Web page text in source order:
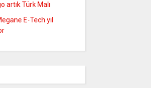
artık Türk Malı
E-Tech yıl